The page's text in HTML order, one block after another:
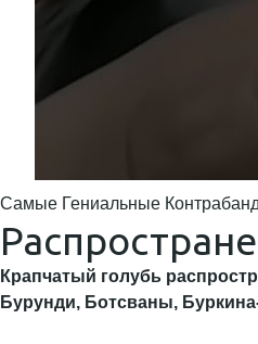
Самые Гениальные
Крапчатый голубь
Бурунди, Ботсваны,